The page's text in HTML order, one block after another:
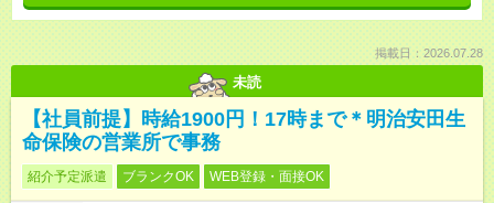
掲載日：2026.07.28
未読
【社員前提】時給1900円！17時まで＊明治安田生
命保険の営業所で事務
紹介予定派遣 ブランクOK WEB登録・面接OK